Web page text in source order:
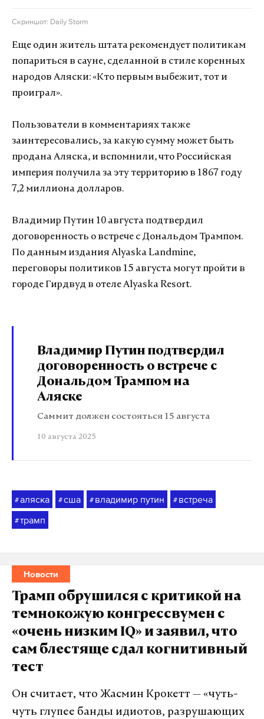
Скриншот: Daily Storm
Еще один житель штата рекомендует политикам
попариться в сауне, сделанной в стиле коренных
народов Аляски: «Кто первым выбежит, тот и
проиграл».
Пользователи в комментариях также
заинтересовались, за какую сумму может быть
продана Аляска, и вспомнили, что Российская
империя получила за эту территорию в 1867 году
7,2 миллиона долларов.
Владимир Путин 10 августа подтвердил
договоренность о встрече с Дональдом Трампом.
По данным издания Alyaska Landmine,
переговоры политиков 15 августа могут пройти в
городе Гирдвуд в отеле Alyaska Resort.
Владимир Путин подтвердил
договоренность о встрече с
Дональдом Трампом на
Аляске
Саммит должен состояться 15 августа
10 августа 2025
#аляска #сша # владимир путин # встреча
#трамп
Новости
Трамп обрушился с критикой на
темнокожую конгрессвумен с
«очень низким IQ» и заявил, что
сам блестяще сдал когнитивный
тест
Он считает, что Жасмин Крокетт — «чуть-
чуть глупее банды идиотов, разрушающих